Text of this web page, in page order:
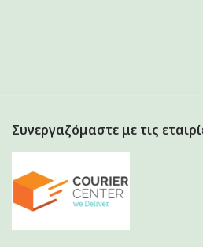
Συνεργαζόμαστε με τις